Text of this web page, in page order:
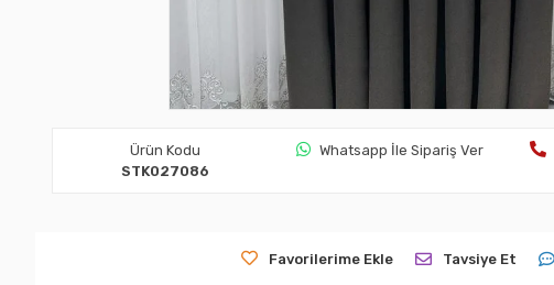
Ürün Kodu
STK027086
Whatsapp İle Sipariş Ver
Favorilerime Ekle Tavsiye Et